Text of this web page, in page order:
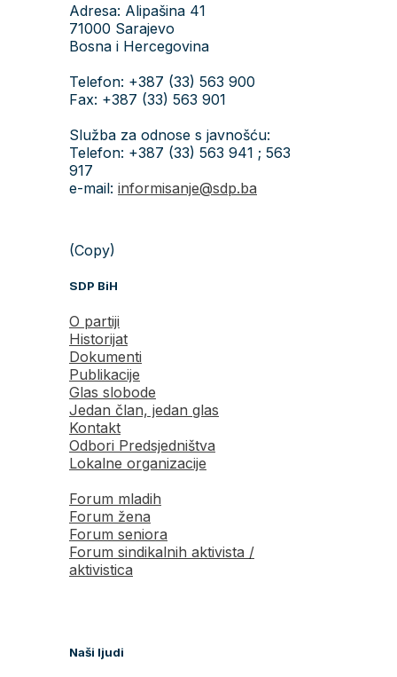
Adresa: Alipašina 41
71000 Sarajevo
Bosna i Hercegovina
Telefon: +387 (33) 563 900
Fax: +387 (33) 563 901
Služba za odnose s javnošću:
Telefon: +387 (33) 563 941 ; 563
917
e-mail: informisanje@sdp.ba
(Copy)
SDP BiH
O partiji
Historijat
Dokumenti
Publikacije
Glas slobode
Jedan član, jedan glas
Kontakt
Odbori Predsjedništva
Lokalne organizacije
Forum mladih
Forum žena
Forum seniora
Forum sindikalnih aktivista /
aktivistica
Naši ljudi